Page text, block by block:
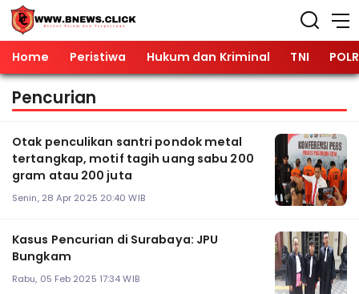
Home Peristiwa Hukum dan Kriminal TNI
Pencurian
Otak penculikan santri pondok metal
tertangkap, motif tagih uang sabu 200
gram atau 200 juta
Senin, 28 Apr 2025 20:40 WIB
Kasus Pencurian di Surabaya: JPU
Bungkam
Rabu, 05 Feb 2025 17:34 WIB